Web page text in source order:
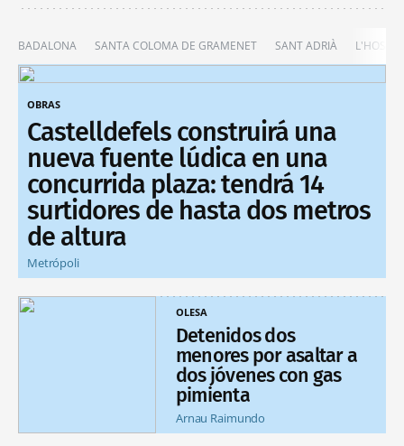
BADALONA SANTA COLOMA DE GRAMENET SANT ADRIÀ
OBRAS
Castelldefels construirá una
nueva fuente lúdica en una
concurrida plaza: tendrá 14
surtidores de hasta dos metros
de altura
Metrópoli
OLESA
Detenidos dos
menores por asaltar a
dos jóvenes con gas
pimienta
Arnau Raimundo